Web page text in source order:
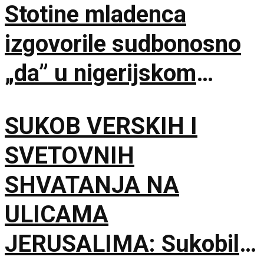
Stotine mladenca
izgovorile sudbonosno
„da” u nigerijskom
SUKOB VERSKIH I
SVETOVNIH
SHVATANJA NA
ULICAMA
JERUSALIMA: Sukobili